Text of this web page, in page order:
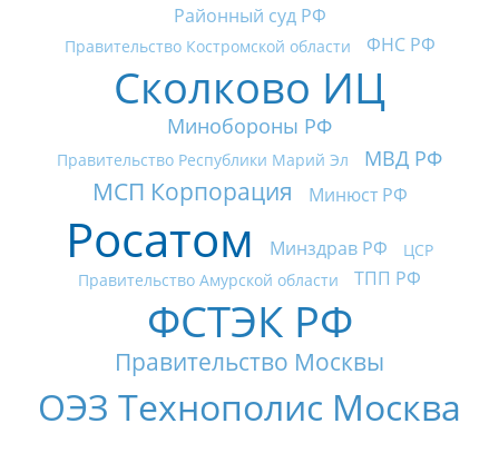
Районный суд РФ
Правительство Костромской области ФНС РФ
Сколково ИЦ
Минобороны РФ
Правительство Республики Марий Эл МВД РФ
МСП Корпорация Минюст РФ
Росатом Минздрав РФ
ЦСР
Правительство Амурской области
ТПП РФ
ФСТЭК РФ
Правительство Москвы
ОЭЗ Технополис Москва